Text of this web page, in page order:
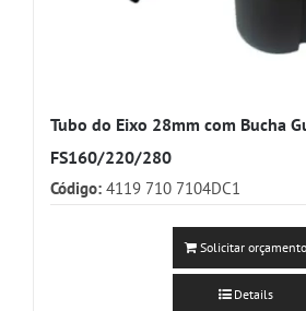
Tubo do Eixo 28mm com Bucha
FS160/220/280
Código: 4119 710 7104DC1
Solicitar orçamento
Details